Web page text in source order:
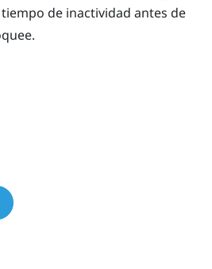
de inactividad antes de